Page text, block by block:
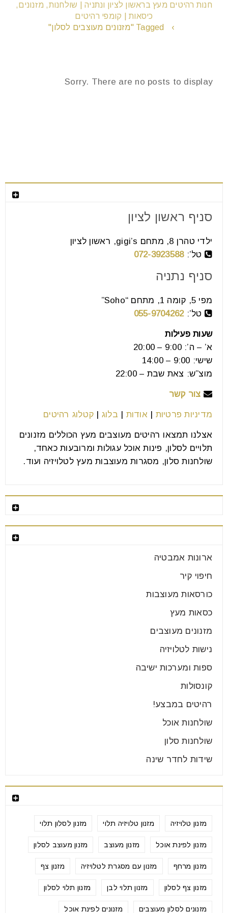
חנות רהיטים מעץ בראשון לציון ונתניה | שולחנות, מזנונים,
כיסאות | קומפי רהיטים
›
Tagged "מזנונים מעוצבים לסלון"
Sorry. There are no posts to display
סניף ראשון לציון
ילדי טהרן 8, מתחם gigi’s, ראשון לציון
טל’:072-3923588
סניף נתניה
מפי 5, קומה 1, מתחם “Soho”
טל’:055-9704262
שעות פעילות
א’ – ה’: 9:00 – 20:00
שישי: 9:00 – 14:00
מוצ”ש: צאת שבת – 22:00
צור קשר
מדיניות פרטיות |אודות | בלוג | קטלוג רהיטים
אצלנו תמצאו רהיטים מעוצבים מעץ הכוללים מזנונים
תלויים לסלון, פינות אוכל עגולות ומרובעות כאחד,
שולחנות סלון, מסגרות מעוצבות מעץ לטלויזיה ועוד.
ארונות אמבטיה
חיפוי קיר
כורסאות מעוצבות
כסאות מעץ
מזנונים מעוצבים
נישות לטלויזיה
ספות ומערכות ישיבה
קונסולות
רהיטים במבצע!
שולחנות אוכל
שולחנות סלון
שידות לחדר שינה
מזנון טלויזיה מזנון טלויזיה תלוי מזנון לסלון תלוי
מזנון לפינת אוכל מזנון מעוצב מזנון מעוצב לסלון
מזנון מרחף מזנון עם מסגרת לטלויזיה מזנון צף
מזנון צף לסלון מזנון תלוי לבן מזנון תלוי לסלון
מזנונים לסלון מעוצבים מזנונים לפינת אוכל
הקטנת גופן
spellcheck גופן קריא
כל